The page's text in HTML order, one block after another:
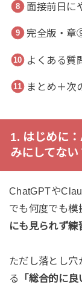
面接前日に
完全版・章
よくある質
まとめ＋次
1. はじめに
みにしてない
ChatGPTや
でも何度でも模
にも見られず練
ただし落とし穴
る
「総合的に